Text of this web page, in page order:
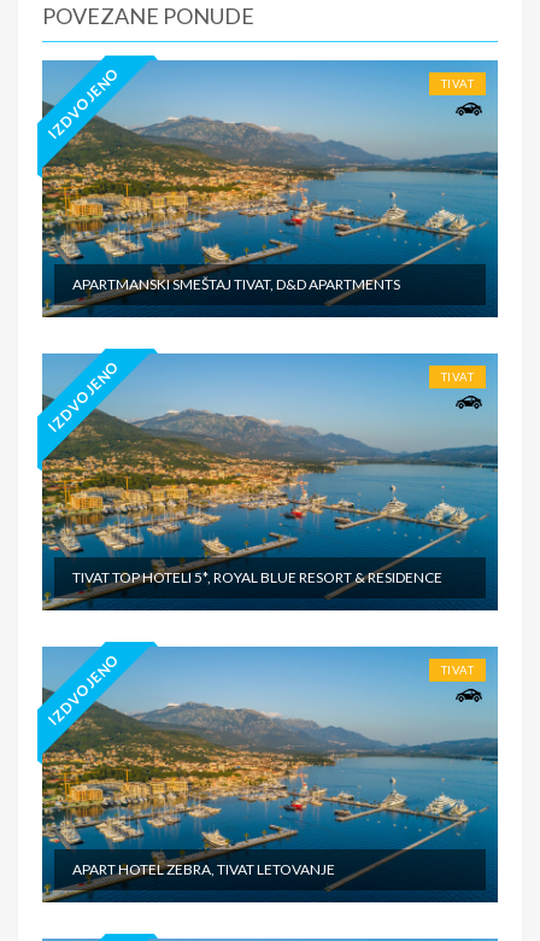
POVEZANE PONUDE
IZDVOJENO TIVAT
APARTMANSKI SMEŠTAJ TIVAT, D&D APARTMENTS
IZDVOJENO TIVAT
TIVAT TOP HOTELI 5*, ROYAL BLUE RESORT & RESIDENCE
IZDVOJENO TIVAT
APART HOTEL ZEBRA, TIVAT LETOVANJE